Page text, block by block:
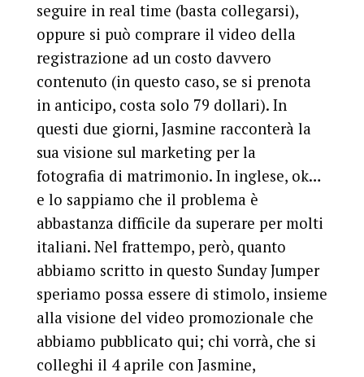
seguire in real time (basta collegarsi),
oppure si può comprare il video della
registrazione ad un costo davvero
contenuto (in questo caso, se si prenota
in anticipo, costa solo 79 dollari). In
questi due giorni, Jasmine racconterà la
sua visione sul marketing per la
fotografia di matrimonio. In inglese, ok…
e lo sappiamo che il problema è
abbastanza difficile da superare per molti
italiani. Nel frattempo, però, quanto
abbiamo scritto in questo Sunday Jumper
speriamo possa essere di stimolo, insieme
alla visione del video promozionale che
abbiamo pubblicato qui; chi vorrà, che si
colleghi il 4 aprile con Jasmine,